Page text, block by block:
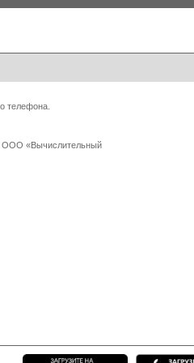
телефона.
ООО «Вычислительный